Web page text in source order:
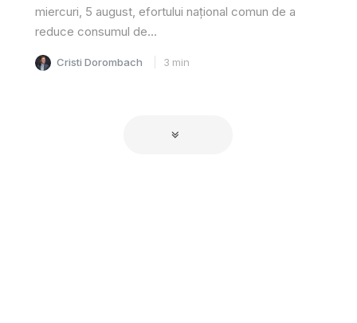
miercuri, 5 august, efortului național comun de a
reduce consumul de...
Cristi Dorombach 3 min